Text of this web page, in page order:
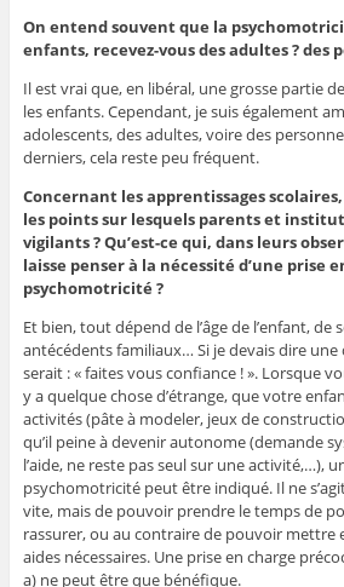
On entend souvent que la
enfants, recevez-vous des adultes ? des
Il est vrai que, en libéral, une grosse partie
les enfants. Cependant, je suis également
adolescents, des adultes, voire des
derniers, cela reste peu fréquent.
Concernant les apprentissages
les points sur lesquels parents et
vigilants ? Qu’est-ce qui, dans leurs
laisse penser à la nécessité d’une prise
psychomotricité ?
Et bien, tout dépend de l’âge de l’enfant, de
antécédents familiaux… Si je devais dire une
serait : « faites vous confiance ! ». Lorsque
y a quelque chose d’étrange, que votre
activités (pâte à modeler, jeux de
qu’il peine à devenir autonome (demande
l’aide, ne reste pas seul sur une activité,…),
psychomotricité peut être indiqué. Il ne
vite, mais de pouvoir prendre le temps de
rassurer, ou au contraire de pouvoir mettre
aides nécessaires. Une prise en charge
a) ne peut être que bénéfique.